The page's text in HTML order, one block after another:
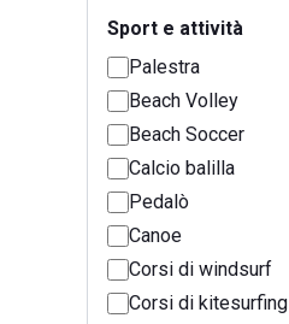
Sport e attività
Palestra
Beach Volley
Beach Soccer
Calcio balilla
Pedalò
Canoe
Corsi di windsurf
Corsi di kitesurfing